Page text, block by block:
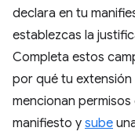
declara en tu
establezcas la
Completa estos
por qué tu extensión
mencionan
manifiesto y sube